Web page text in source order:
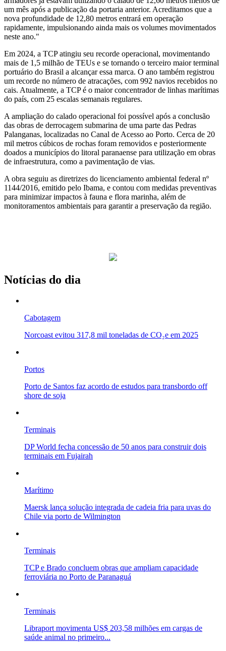
um mês após a publicação da portaria anterior. Acreditamos que a
nova profundidade de 12,80 metros entrará em operação
rapidamente, impulsionando ainda mais os volumes movimentados
neste ano."
Em 2024, a TCP atingiu seu recorde operacional, movimentando
mais de 1,5 milhão de TEUs e se tornando o terceiro maior terminal
portuário do Brasil a alcançar essa marca. O ano também registrou
um recorde no número de atracações, com 992 navios recebidos no
cais. Atualmente, a TCP é o maior concentrador de linhas marítimas
do país, com 25 escalas semanais regulares.
A ampliação do calado operacional foi possível após a conclusão
das obras de derrocagem submarina de uma parte das Pedras
Palanganas, localizadas no Canal de Acesso ao Porto. Cerca de 20
mil metros cúbicos de rochas foram removidos e posteriormente
doados a municípios do litoral paranaense para utilização em obras
de infraestrutura, como a pavimentação de vias.
A obra seguiu as diretrizes do licenciamento ambiental federal nº
1144/2016, emitido pelo Ibama, e contou com medidas preventivas
para minimizar impactos à fauna e flora marinha, além de
monitoramentos ambientais para garantir a preservação da região.
Notícias do dia
Cabotagem
Norcoast evitou 317,8 mil toneladas de CO₂e em 2025
Portos
Porto de Santos faz acordo de estudos para transbordo off
shore de soja
Terminais
DP World fecha concessão de 50 anos para construir dois
terminais em Fujairah
Marítimo
Maersk lança solução integrada de cadeia fria para uvas do
Chile via porto de Wilmington
Terminais
TCP e Brado concluem obras que ampliam capacidade
ferroviária no Porto de Paranaguá
Terminais
Libraport movimenta US$ 203,58 milhões em cargas de
saúde animal no primeiro...